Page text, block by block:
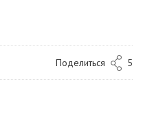
Поделиться 5